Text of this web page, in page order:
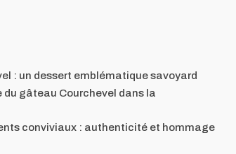
: un dessert emblématique savoyard
gâteau Courchevel dans la
conviviaux : authenticité et hommage